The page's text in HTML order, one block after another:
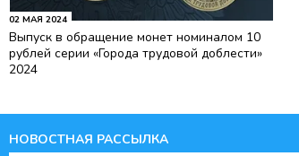
02 МАЯ 2024
Выпуск в обращение монет номиналом 10
рублей серии «Города трудовой доблести»
2024
НОВОСТНАЯ РАССЫЛКА